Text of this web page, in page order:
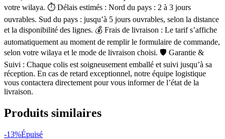
votre wilaya. ⏱ Délais estimés : Nord du pays : 2 à 3 jours
ouvrables. Sud du pays : jusqu’à 5 jours ouvrables, selon la distance
et la disponibilité des lignes. 💰 Frais de livraison : Le tarif s’affiche
automatiquement au moment de remplir le formulaire de commande,
selon votre wilaya et le mode de livraison choisi. 🛡 Garantie &
Suivi : Chaque colis est soigneusement emballé et suivi jusqu’à sa
réception. En cas de retard exceptionnel, notre équipe logistique
vous contactera directement pour vous informer de l’état de la
livraison.
Produits similaires
-13%Épuisé